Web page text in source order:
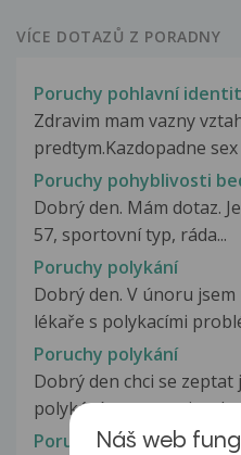
VÍCE DOTAZŮ Z PORADNY
Poruchy pohlavní
Zdravim mam vazny
predtym.Kazdopadne sex
Poruchy pohyblivosti
Dobrý den. Mám dotaz.
57, sportovní typ, ráda...
Poruchy polykání
Dobrý den. V únoru
lékaře s polykacími
Poruchy polykání
Dobrý den chci se
polykání po potravinach...
Poruchy poměti,
Náš web